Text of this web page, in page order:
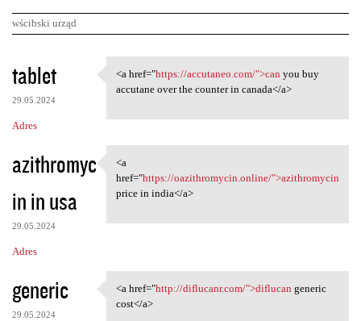
wścibski urząd
K
o
m
e
n
t
a
r
z
tablet
29.05.2024
Adres
<a href="https://accutaneo
<a href="https://accutaneo.com/">can you buy
accutane over the counter in canada</a>
azithromyc
in in usa
29.05.2024
Adres
<a href="https:/
<a
href="https://oazithromycin.online/">azithromycin
price in india</a>
generic
29.05.2024
<a href="http://diflucanr.com
<a href="http://diflucanr.com/">diflucan generic
cost</a>